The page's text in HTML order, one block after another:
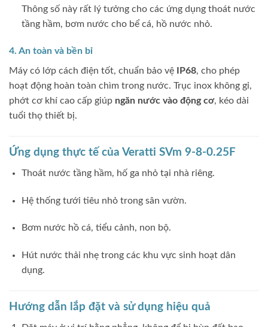
Thông số này rất lý tưởng cho các ứng dụng thoát nước
tầng hầm, bơm nước cho bể cá, hồ nước nhỏ.
4. An toàn và bền bỉ
Máy có lớp cách điện tốt, chuẩn bảo vệ IP68, cho phép
hoạt động hoàn toàn chìm trong nước. Trục inox không gỉ,
phớt cơ khí cao cấp giúp ngăn nước vào động cơ, kéo dài
tuổi thọ thiết bị.
Ứng dụng thực tế của Veratti SVm 9‑8‑0.25F
Thoát nước tầng hầm, hố ga nhỏ tại nhà riêng.
Hệ thống tưới tiêu nhỏ trong sân vườn.
Bơm nước hồ cá, tiểu cảnh, non bộ.
Hút nước thải nhẹ trong các khu vực sinh hoạt dân
dụng.
Hướng dẫn lắp đặt và sử dụng hiệu quả